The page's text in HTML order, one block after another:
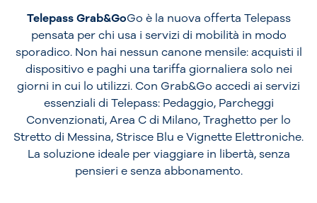
Telepass Grab&GoGo è la nuova offerta Telepass
pensata per chi usa i servizi di mobilità in modo
sporadico. Non hai nessun canone mensile: acquisti il
dispositivo e paghi una tariffa giornaliera solo nei
giorni in cui lo utilizzi. Con Grab&Go accedi ai servizi
essenziali di Telepass: Pedaggio, Parcheggi
Convenzionati, Area C di Milano, Traghetto per lo
Stretto di Messina, Strisce Blu e Vignette Elettroniche.
La soluzione ideale per viaggiare in libertà, senza
pensieri e senza abbonamento.